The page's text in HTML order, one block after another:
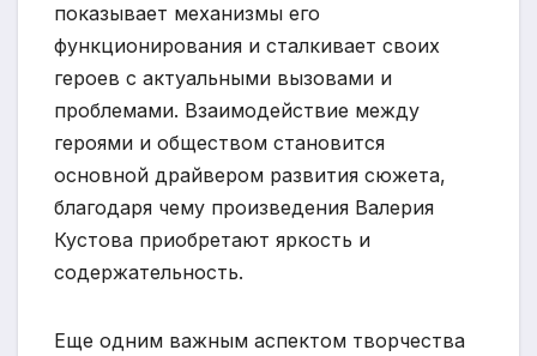
показывает механизмы его
функционирования и сталкивает своих
героев с актуальными вызовами и
проблемами. Взаимодействие между
героями и обществом становится
основной драйвером развития сюжета,
благодаря чему произведения Валерия
Кустова приобретают яркость и
содержательность.
Еще одним важным аспектом творчества